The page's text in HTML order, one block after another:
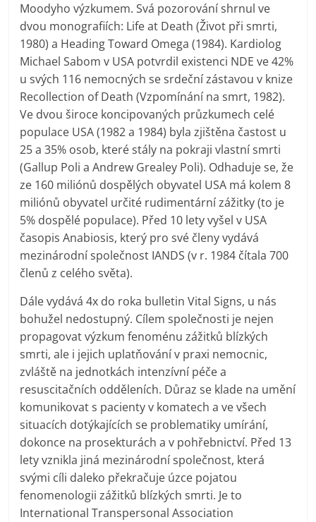
Moodyho výzkumem. Svá pozorování shrnul ve
dvou monografiích: Life at Death (Život při smrti,
1980) a Heading Toward Omega (1984). Kardiolog
Michael Sabom v USA potvrdil existenci NDE ve 42%
u svých 116 nemocných se srdeční zástavou v knize
Recollection of Death (Vzpomínání na smrt, 1982).
Ve dvou široce koncipovaných průzkumech celé
populace USA (1982 a 1984) byla zjištěna častost u
25 a 35% osob, které stály na pokraji vlastní smrti
(Gallup Poli a Andrew Grealey Poli). Odhaduje se, že
ze 160 miliónů dospělých obyvatel USA má kolem 8
miliónů obyvatel určité rudimentární zážitky (to je
5% dospělé populace). Před 10 lety vyšel v USA
časopis Anabiosis, který pro své členy vydává
mezinárodní společnost IANDS (v r. 1984 čítala 700
členů z celého světa).
Dále vydává 4x do roka bulletin Vital Signs, u nás
bohužel nedostupný. Cílem společnosti je nejen
propagovat výzkum fenoménu zážitků blízkých
smrti, ale i jejich uplatňování v praxi nemocnic,
zvláště na jednotkách intenzívní péče a
resuscitačních odděleních. Důraz se klade na umění
komunikovat s pacienty v komatech a ve všech
situacích dotýkajících se problematiky umírání,
dokonce na prosekturách a v pohřebnictví. Před 13
lety vznikla jiná mezinárodní společnost, která
svými cíli daleko překračuje úzce pojatou
fenomenologii zážitků blízkých smrti. Je to
International Transpersonal Association